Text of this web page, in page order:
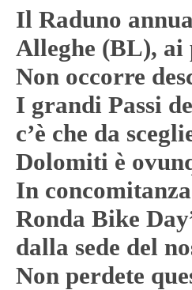
Il Raduno
Alleghe (BL), ai
Non occorre
I grandi Passi
c’è che da
Dolomiti è
In
Ronda Bike
dalla sede del
Non perdete